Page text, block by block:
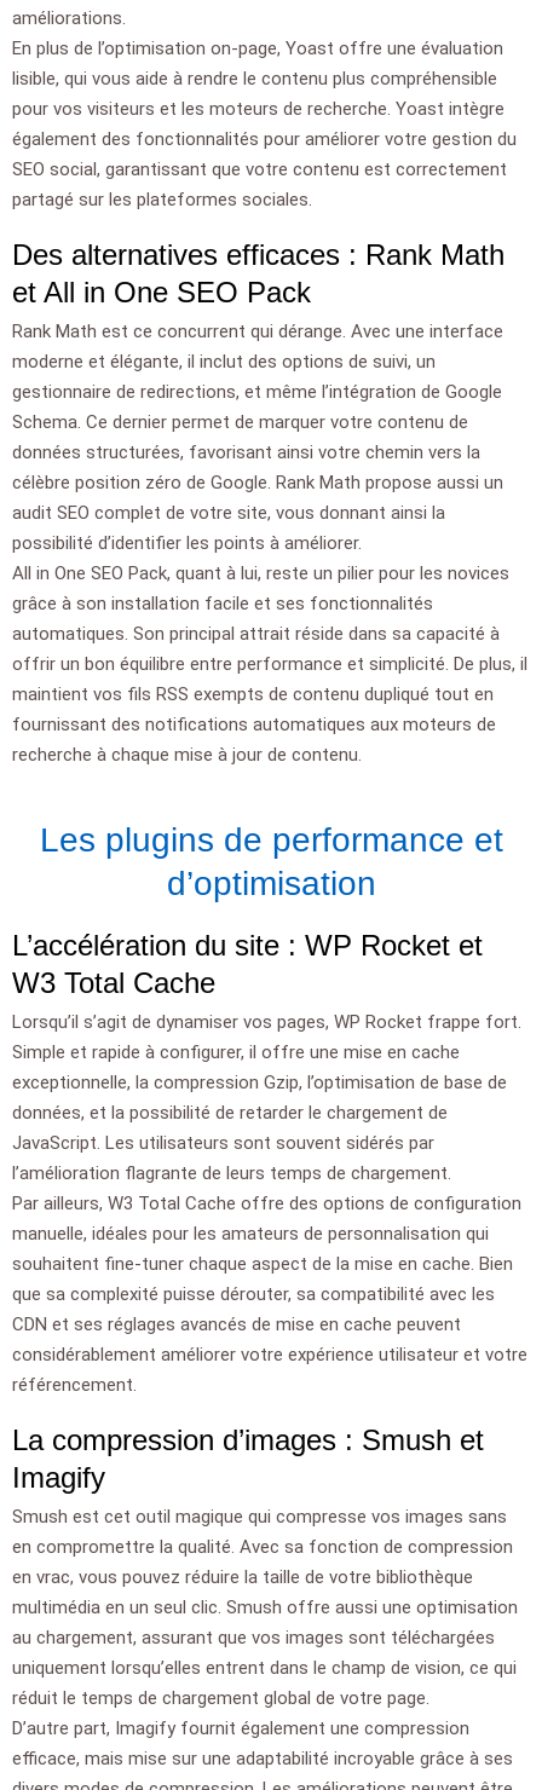
améliorations.
En plus de l’optimisation on-page, Yoast offre une évaluation
lisible, qui vous aide à rendre le contenu plus compréhensible
pour vos visiteurs et les moteurs de recherche. Yoast intègre
également des fonctionnalités pour améliorer votre gestion du
SEO social, garantissant que votre contenu est correctement
partagé sur les plateformes sociales.
Des alternatives efficaces : Rank Math
et All in One SEO Pack
Rank Math est ce concurrent qui dérange. Avec une interface
moderne et élégante, il inclut des options de suivi, un
gestionnaire de redirections, et même l’intégration de Google
Schema. Ce dernier permet de marquer votre contenu de
données structurées, favorisant ainsi votre chemin vers la
célèbre position zéro de Google. Rank Math propose aussi un
audit SEO complet de votre site, vous donnant ainsi la
possibilité d’identifier les points à améliorer.
All in One SEO Pack, quant à lui, reste un pilier pour les novices
grâce à son installation facile et ses fonctionnalités
automatiques. Son principal attrait réside dans sa capacité à
offrir un bon équilibre entre performance et simplicité. De plus, il
maintient vos fils RSS exempts de contenu dupliqué tout en
fournissant des notifications automatiques aux moteurs de
recherche à chaque mise à jour de contenu.
Les plugins de performance et
d’optimisation
L’accélération du site : WP Rocket et
W3 Total Cache
Lorsqu’il s’agit de dynamiser vos pages, WP Rocket frappe fort.
Simple et rapide à configurer, il offre une mise en cache
exceptionnelle, la compression Gzip, l’optimisation de base de
données, et la possibilité de retarder le chargement de
JavaScript. Les utilisateurs sont souvent sidérés par
l’amélioration flagrante de leurs temps de chargement.
Par ailleurs, W3 Total Cache offre des options de configuration
manuelle, idéales pour les amateurs de personnalisation qui
souhaitent fine-tuner chaque aspect de la mise en cache. Bien
que sa complexité puisse dérouter, sa compatibilité avec les
CDN et ses réglages avancés de mise en cache peuvent
considérablement améliorer votre expérience utilisateur et votre
référencement.
La compression d’images : Smush et
Imagify
Smush est cet outil magique qui compresse vos images sans
en compromettre la qualité. Avec sa fonction de compression
en vrac, vous pouvez réduire la taille de votre bibliothèque
multimédia en un seul clic. Smush offre aussi une optimisation
au chargement, assurant que vos images sont téléchargées
uniquement lorsqu’elles entrent dans le champ de vision, ce qui
réduit le temps de chargement global de votre page.
D’autre part, Imagify fournit également une compression
efficace, mais mise sur une adaptabilité incroyable grâce à ses